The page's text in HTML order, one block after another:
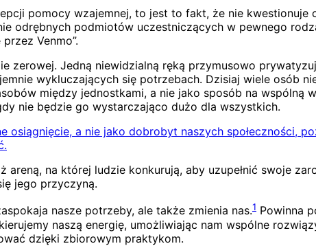
pomocy wzajemnej, to jest to fakt, że nie
odrębnych podmiotów uczestniczących w pewnego
Venmo”.
zerowej. Jedną niewidzialną ręką przymusowo
wykluczających się potrzebach. Dzisiaj wiele osób
między jednostkami, a nie jako sposób na wspólną
nie będzie go wystarczająco dużo dla wszystkich.
osiągnięcie, a nie jako dobrobyt naszych społeczności,
areną, na której ludzie konkurują, aby uzupełnić swoje
jego przyczyną.
nasze potrzeby, ale także zmienia nas.1 Powinna
naszą energię, umożliwiając nam wspólne
dzięki zbiorowym praktykom.